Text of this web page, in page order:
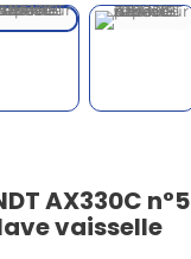
AX330C
vaisselle